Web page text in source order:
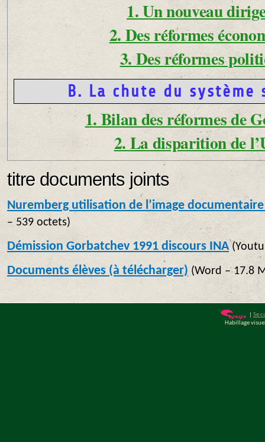
1. Un nouveau
2. Des réformes
3. Des réformes
B. La chute du
1. Bilan des réformes de
2. La disparition de
titre documents joints
Nuremberg utilisation de l’image
– 539 octets)
Démission Gorbatchev 1991 discours INA (
Documents élèves (à télécharger) (Word – 17.8
| Se
Habillage